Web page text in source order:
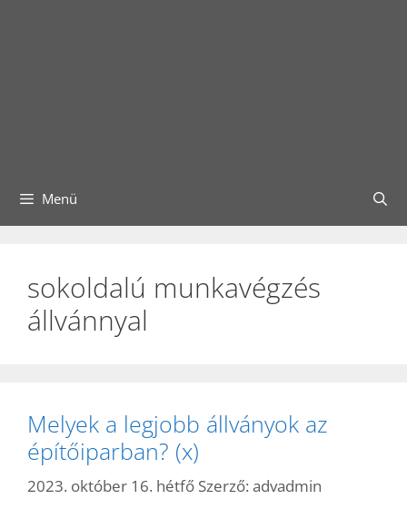
Menü
sokoldalú munkavégzés
állvánnyal
Melyek a legjobb állványok az
építőiparban? (x)
2023. október 16. hétfő Szerző: advadmin